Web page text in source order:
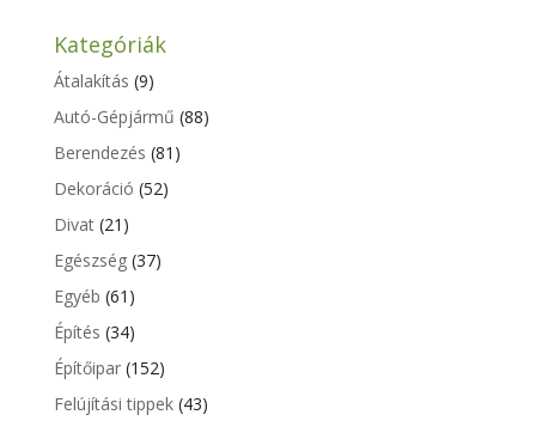
Kategóriák
Átalakítás (9)
Autó-Gépjármű (88)
Berendezés (81)
Dekoráció (52)
Divat(21)
Egészség(37)
Egyéb (61)
Építés (34)
Építőipar(152)
Felújítási tippek(43)